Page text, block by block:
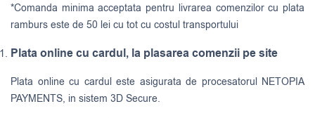
*Comanda minima acceptata pentru livrarea comenzilor cu plata
ramburs este de 50 lei cu tot cu costul transportului
Plata online cu cardul, la plasarea comenzii pe site
Plata online cu cardul este asigurata de procesatorul NETOPIA
PAYMENTS, in sistem 3D Secure.